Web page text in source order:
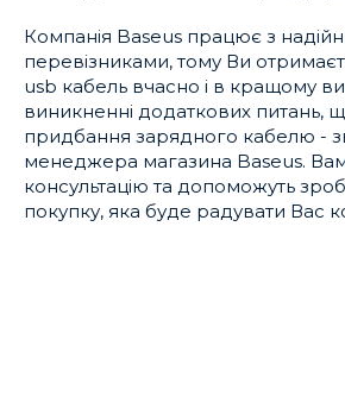
Компанія Baseus працює з
перевізниками, тому Ви
usb кабель вчасно і в кращому
виникненні додаткових питань,
придбання зарядного кабелю -
менеджера магазина Baseus.
консультацію та допоможуть
покупку, яка буде радувати Вас